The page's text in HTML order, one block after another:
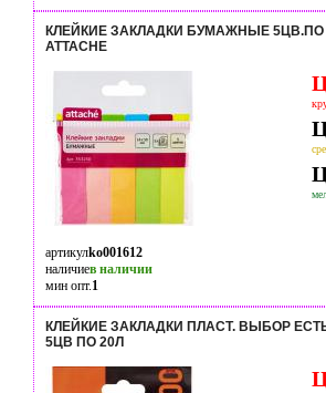
КЛЕЙКИЕ ЗАКЛАДКИ БУМАЖНЫЕ 5ЦВ.ПО
ATTACHE
артикулko001612
наличиев наличии
мин опт.1
КЛЕЙКИЕ ЗАКЛАДКИ ПЛАСТ. ВЫБОР
5ЦВ ПО 20Л